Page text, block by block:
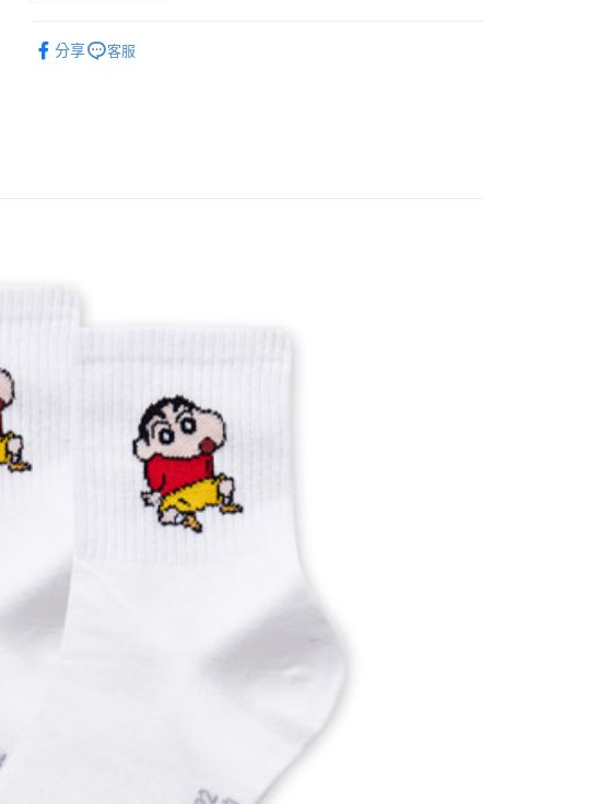
悠遊付
每筆NT$80，滿NT$899(含以上)免運費
付款後7-11取貨
每筆NT$80，滿NT$859(含以上)免運費
分享
客服